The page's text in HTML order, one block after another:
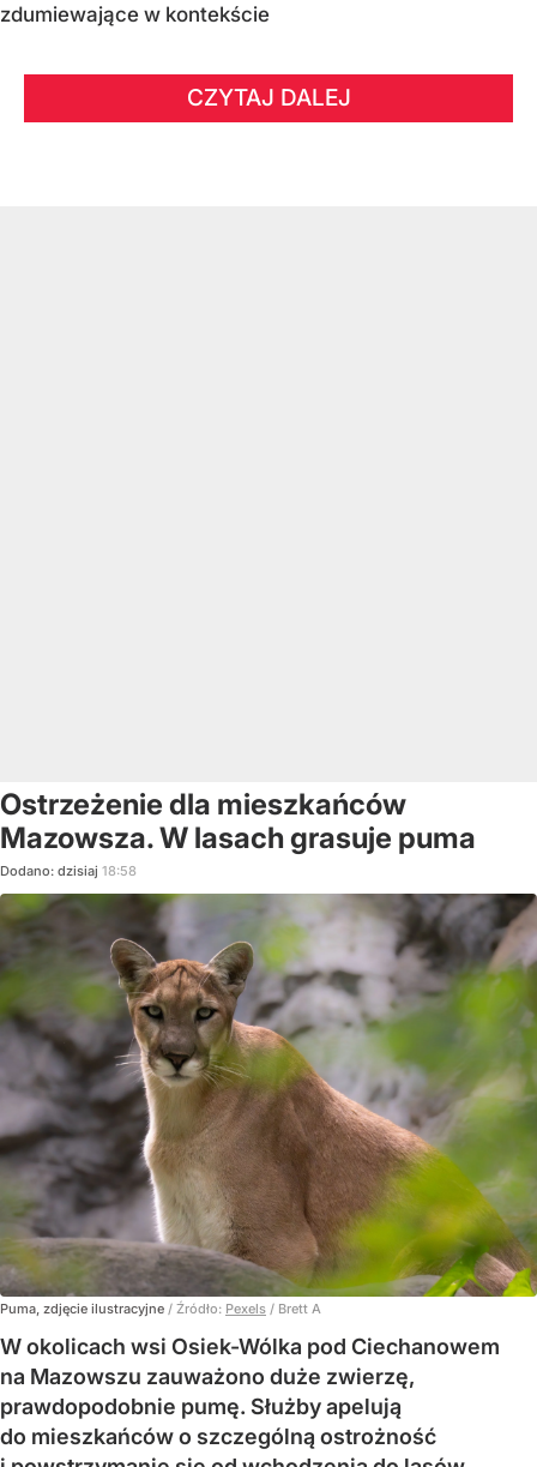
zdumiewające w kontekście
CZYTAJ DALEJ
Ostrzeżenie dla mieszkańców
Mazowsza. W lasach grasuje puma
Dodano: dzisiaj 18:58
Puma, zdjęcie ilustracyjne / Źródło: Pexels / Brett A
W okolicach wsi Osiek-Wólka pod Ciechanowem
na Mazowszu zauważono duże zwierzę,
prawdopodobnie pumę. Służby apelują
do mieszkańców o szczególną ostrożność